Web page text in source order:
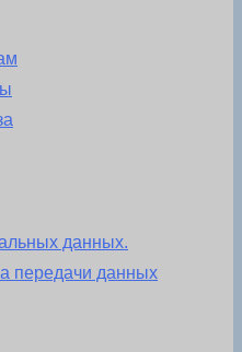
данных.
передачи данных